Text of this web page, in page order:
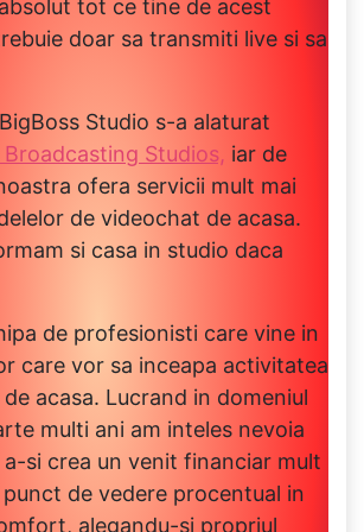
tot ce tine de acest
doar sa transmiti live si sa
Studio s-a alaturat
Broadcasting Studios, iar de
ofera servicii mult mai
de videochat de acasa.
si casa in studio daca
de profesionisti care vine in
care vor sa inceapa activitatea
acasa. Lucrand in domeniul
multi ani am inteles nevoia
si crea un venit financiar mult
de vedere procentual in
alegandu-si propriul